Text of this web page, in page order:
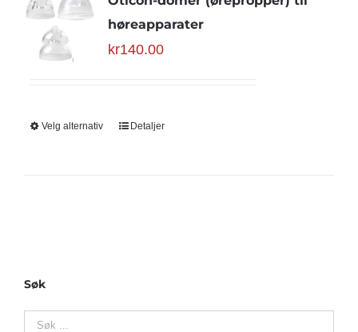
høreapparater
kr140.00
Velg alternativ Detaljer
Søk